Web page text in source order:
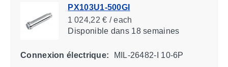
PX103U1-500GI
1 024,22 € / each
Disponibledans 18 semaines
Connexion électrique: MIL-26482-I 10-6P